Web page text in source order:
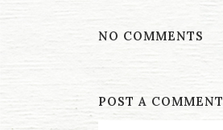
NO COMMENTS
POST A COMMENT